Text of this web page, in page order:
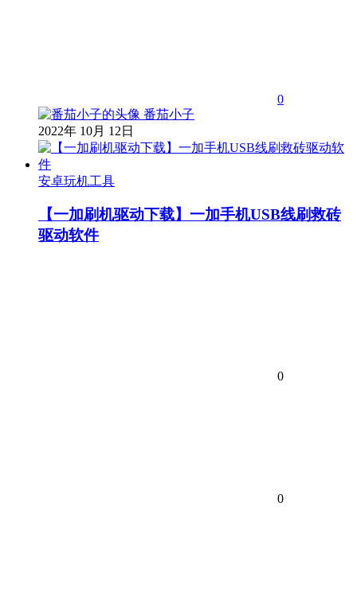
0
番茄小子
2022年 10月 12日
安卓玩机工具
【一加刷机驱动下载】一加手机USB线刷救砖
驱动软件
0
0